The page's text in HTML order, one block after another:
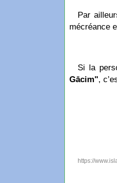
Par
mécréance
Si la
Gācim",
https://